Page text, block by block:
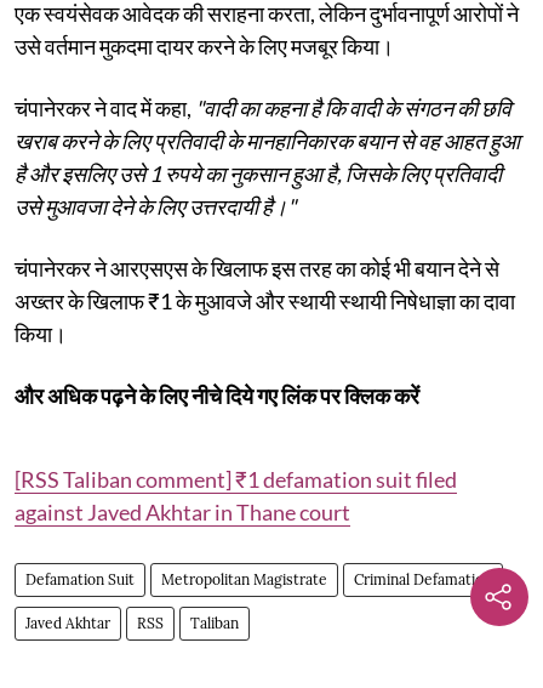
एक स्वयंसेवक आवेदक की सराहना करता, लेकिन दुर्भावनापूर्ण आरोपों ने
उसे वर्तमान मुकदमा दायर करने के लिए मजबूर किया।
चंपानेरकर ने वाद में कहा, "वादी का कहना है कि वादी के संगठन की छवि
खराब करने के लिए प्रतिवादी के मानहानिकारक बयान से वह आहत हुआ
है और इसलिए उसे 1 रुपये का नुकसान हुआ है, जिसके लिए प्रतिवादी
उसे मुआवजा देने के लिए उत्तरदायी है।"
चंपानेरकर ने आरएसएस के खिलाफ इस तरह का कोई भी बयान देने से
अख्तर के खिलाफ ₹1 के मुआवजे और स्थायी स्थायी निषेधाज्ञा का दावा
किया।
और अधिक पढ़ने के लिए नीचे दिये गए लिंक पर क्लिक करें
[RSS Taliban comment] ₹1 defamation suit filed
against Javed Akhtar in Thane court
Defamation Suit Metropolitan Magistrate Criminal Defamation
Javed Akhtar RSS Taliban